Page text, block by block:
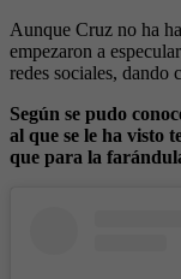
Aunque Cruz no ha
empezaron a
redes sociales, dando
Según se pudo
al que se le ha visto
que para la